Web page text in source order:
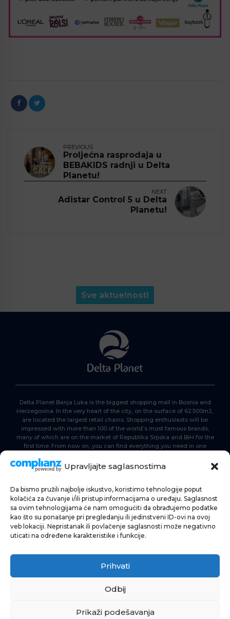
Upravljajte saglasnostima
Da bismo pružili najbolje iskustvo, koristimo tehnologije poput
kolačića za čuvanje i/ili pristup informacijama o uređaju. Saglasnost
sa ovim tehnologijama će nam omogućiti da obrađujemo podatke
kao što su ponašanje pri pregledanju ili jedinstveni ID-ovi na ovoj
veb lokaciji. Nepristanak ili povlačenje saglasnosti može negativno
uticati na određene karakteristike i funkcije.
Prihvati
Odbij
Prikaži podešavanja
PREVIOUS
Proljećna rasprodaja u
BEBAKIDS radnji u Delta
Planetu!
NEXT
Adistar Control 5 u Delta
Planetu!
Sve aktuelnosti
Delta Planet Banja Luka is the biggest shopping mall in Bosnia and
Herzegovina. In the very heart of the city, on the surface of 62.500m2,
are located the largest retail chains. Shopping enthusiasts will be
impressed with more than 100 of the world’s most famous brands,
many of which are on the market of Republika Srpska and BiH for the
first time. From now on, you can find everything you need in one
HOME
SHOPPING
NEWS
ENTERTAINMENT